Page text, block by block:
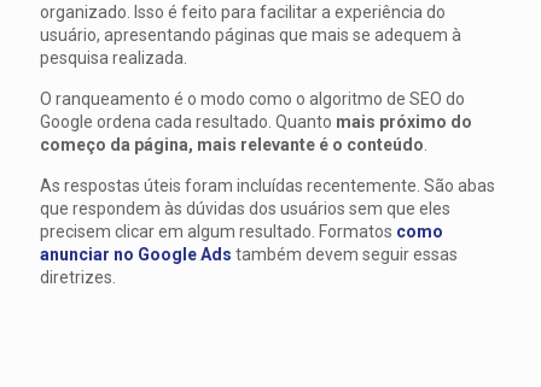
organizado. Isso é feito para facilitar a experiência do
usuário, apresentando páginas que mais se adequem à
pesquisa realizada.
O ranqueamento é o modo como o algoritmo de SEO do
Google ordena cada resultado. Quanto mais próximo do
começo da página, mais relevante é o conteúdo
As respostas úteis foram incluídas recentemente. São abas
que respondem às dúvidas dos usuários sem que eles
precisem clicar em algum resultado. Formatos como
anunciar no Google Ads também devem seguir essas
diretrizes.